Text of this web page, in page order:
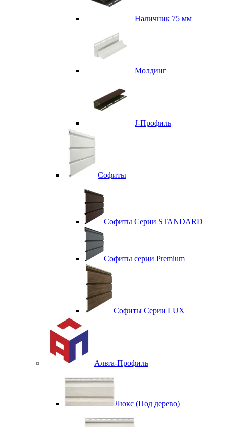
Наличник 75 мм
Молдинг
J-Профиль
Софиты
Софиты Серии STANDARD
Софиты серии Premium
Софиты Серии LUX
Альта-Профиль
Люкс (Под дерево)